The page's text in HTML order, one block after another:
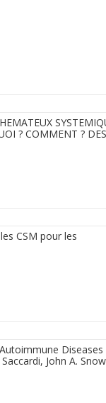
? COMMENT ? DES
CSM pour les
Diseases
John A.